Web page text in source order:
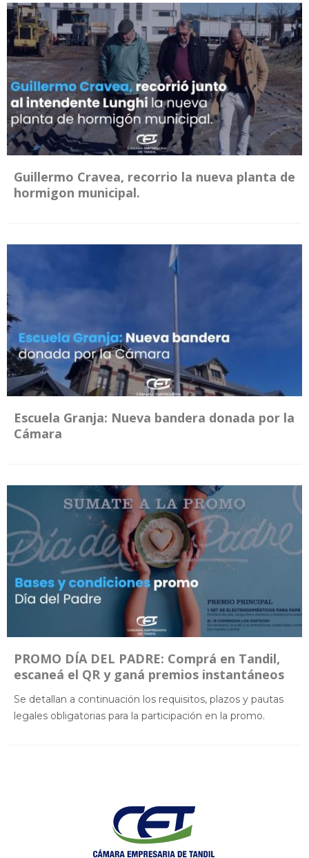
Guillermo Cravea, recorrio la nueva planta de
hormigon municipal.
Escuela Granja: Nueva bandera donada por la
Cámara
PROMO DÍA DEL PADRE: Comprá en Tandil,
escaneá el QR y ganá premios instantáneos
Se detallan a continuación los requisitos, plazos y pautas
legales obligatorias para la participación en la promo.